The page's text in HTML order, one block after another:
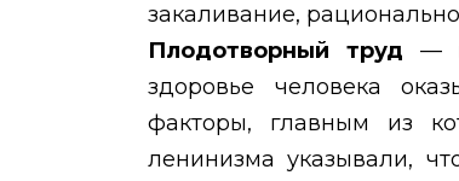
закаливание,
Плодотворный труд —
здоровье человека
факторы, главным из
ленинизма указывали,